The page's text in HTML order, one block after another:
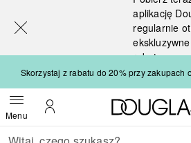
aplikację
regularnie
rabaty
Skorzystaj z rabatu do 20% przy zakupach
MenuOtwórz menuMoje konto
Wracać
Wykonaj wyszukiwanie
[navigation.slideout.screenreader]